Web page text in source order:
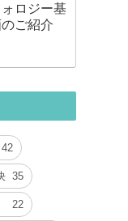
ロジー基
ご紹介
42
35
22